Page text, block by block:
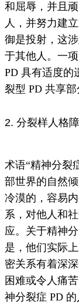
和 屈辱 ，并且
人，并努力建
御是投射 ，这
于其他人。 一
PD 具有适度的
裂型 PD 共享部
2. 分裂样人格
术语“精神分裂
部世界的自然
冷漠的，容易
系，对他人和
应。 关于精神
是，他们实际
密关系有着深
困难或令人痛
神分裂症 PD